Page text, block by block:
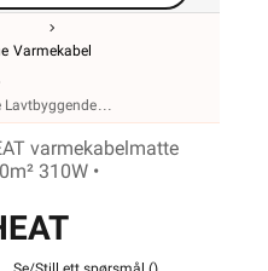
Varmekabel
varmekabelmatte
310W •